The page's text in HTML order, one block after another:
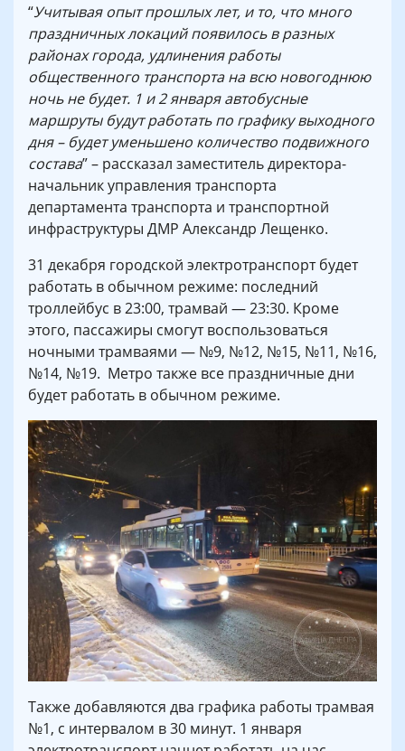
“Учитывая опыт прошлых лет, и то, что много
праздничных локаций появилось в разных
районах города, удлинения работы
общественного транспорта на всю новогоднюю
ночь не будет. 1 и 2 января автобусные
маршруты будут работать по графику выходного
дня – будет уменьшено количество подвижного
состава” – рассказал заместитель директора-
начальник управления транспорта
департамента транспорта и транспортной
инфраструктуры ДМР Александр Лещенко.
31 декабря городской электротранспорт будет
работать в обычном режиме: последний
троллейбус в 23:00, трамвай — 23:30. Кроме
этого, пассажиры смогут воспользоваться
ночными трамваями — №9, №12, №15, №11, №16,
№14, №19. Метро также все праздничные дни
будет работать в обычном режиме.
Также добавляются два графика работы трамвая
№1, с интервалом в 30 минут. 1 января